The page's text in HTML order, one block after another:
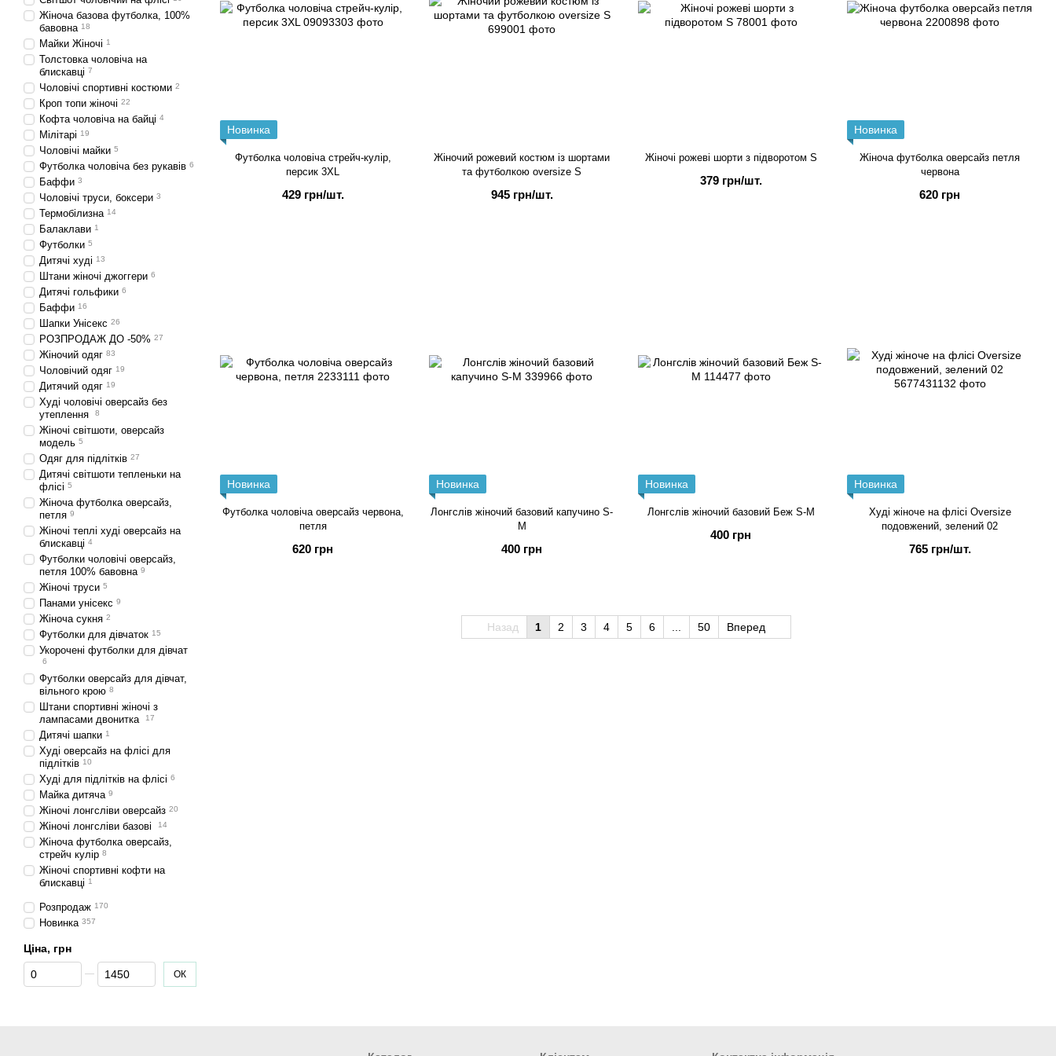
Новинка
Футболка чоловіча стрейч-кулір,
персик 3XL
429 грн/шт.
Жіночий рожевий костюм із шортами
та футболкою oversize S
945 грн/шт.
Жіночі рожеві шорти з підворотом S
379 грн/шт.
Новинка
Жіноча футболка оверсайз петля
червона
620 грн
Новинка
Футболка чоловіча оверсайз червона,
петля
620 грн
Новинка
Лонгслів жіночий базовий капучино S-
M
400 грн
Новинка
Лонгслів жіночий базовий Беж S-M
400 грн
Новинка
Худі жіноче на флісі Oversize
подовжений, зелений 02
765 грн/шт.
Назад 1 2 3 4 5 6 ... 50 Вперед
Жіноча базова футболка, 100%
бавовна 18
Майки Жіночі 1
Толстовка чоловіча на
блискавці 7
Чоловічі спортивні костюми 2
Кроп топи жіночі 22
Кофта чоловіча на байці 4
Мілітарі 19
Чоловічі майки 5
Футболка чоловіча без рукавів 6
Баффи 3
Чоловічі труси, боксери 3
Термобілизна 14
Балаклави 1
Футболки 5
Дитячі худі 13
Штани жіночі джоггери 6
Дитячі гольфики 6
Баффи 16
Шапки Унісекс 26
РОЗПРОДАЖ ДО -50% 27
Жіночий одяг 83
Чоловічий одяг 19
Дитячий одяг 19
Худі чоловічі оверсайз без
утеплення
8
Жіночі світшоти, оверсайз
модель 5
Одяг для підлітків 27
Дитячі світшоти тепленьки на
флісі 5
Жіноча футболка оверсайз,
петля 9
Жіночі теплі худі оверсайз на
блискавці 4
Футболки чоловічі оверсайз,
петля 100% бавовна 9
Жіночі труси 5
Панами унісекс 9
Жіноча сукня 2
Футболки для дівчаток 15
Укорочені футболки для дівчат
6
Футболки оверсайз для дівчат,
вільного крою 8
Штани спортивні жіночі з
лампасами двонитка
17
Дитячі шапки 1
Худі оверсайз на флісі для
підлітків 10
Худі для підлітків на флісі 6
Майка дитяча 9
Жіночі лонгсліви оверсайз 20
Жіночі лонгсліви базові 14
Жіноча футболка оверсайз,
стрейч кулір 8
Жіночі спортивні кофти на
блискавці 1
Розпродаж 170
Новинка 357
Ціна, грн
Від Ціна, грн
До Ціна, грн ОК